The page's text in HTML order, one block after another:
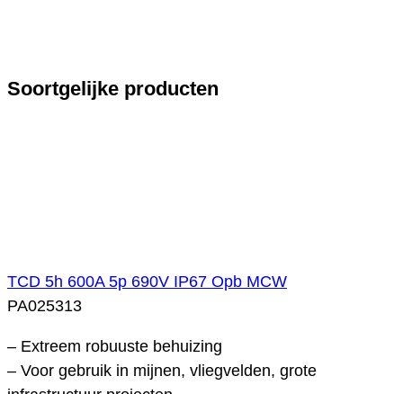
Soortgelijke producten
TCD 5h 600A 5p 690V IP67 Opb MCW
PA025313
– Extreem robuuste behuizing
– Voor gebruik in mijnen, vliegvelden, grote